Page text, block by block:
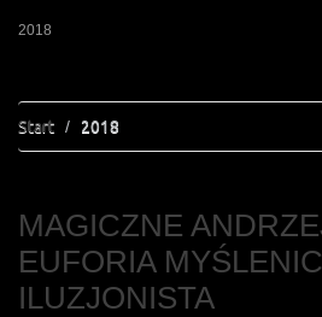
2018
Start 2018
MAGICZNE
EUFORIA
ILUZJONISTA